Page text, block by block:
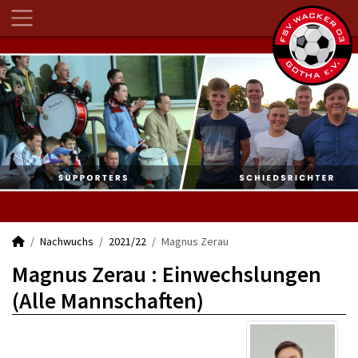
Nachwuchs 2021/22 Magnus Zerau
Magnus Zerau : Einwechslungen
(Alle Mannschaften)